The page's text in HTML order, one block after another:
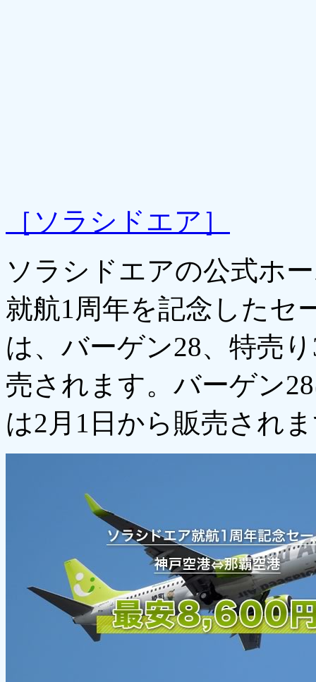
［ソラシドエア］
ソラシドエアの公式ホ
就航1周年を記念したセ
は、バーゲン28、特売
売されます。バーゲン
は2月1日から販売され